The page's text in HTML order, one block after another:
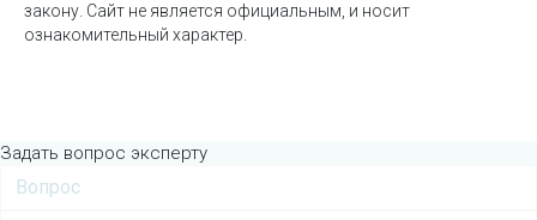
закону. Сайт не является официальным, и носит
ознакомительный характер.
Задать вопрос эксперту